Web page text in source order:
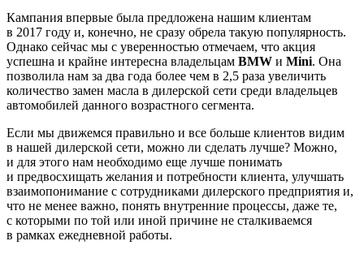
Кампания впервые была предложена нашим клиентам
в 2017 году и, конечно, не сразу обрела такую популярность.
Одна­ко сейчас мы с уверенностью отмечаем, что акция
успешна и крайне интересна владельцам BMW и Mini. Она
позволила нам за два года более чем в 2,5 раза увеличить
количество замен масла в дилерской сети среди владельцев
автомобилей данно­го возрастного сегмента.
Если мы движемся правильно и все боль­ше клиентов видим
в нашей дилерской сети, можно ли сделать лучше? Можно,
и для этого нам необходимо еще лучше понимать
и предвосхищать желания и потребности клиента, улучшать
взаимо­понимание с сотрудниками дилерского предприятия и,
что не менее важно, понять внутренние процессы, даже те,
с которыми по той или иной причине не сталкиваемся
в рамках ежедневной работы.